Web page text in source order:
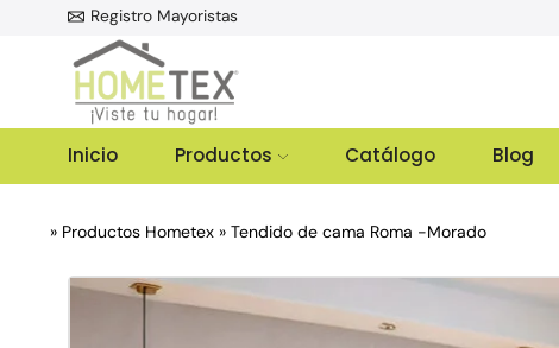
Registro Mayoristas
Inicio Productos Catálogo Blog
» Productos Hometex » Tendido de cama Roma -Morado